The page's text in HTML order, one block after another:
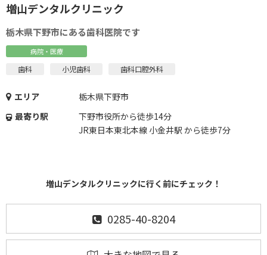
増山デンタルクリニック
栃木県下野市にある歯科医院です
病院・医療
歯科 小児歯科 歯科口腔外科
エリア
栃木県下野市
最寄り駅
下野市役所から徒歩14分
JR東日本東北本線 小金井駅 から徒歩7分
増山デンタルクリニックに行く前にチェック！
0285-40-8204